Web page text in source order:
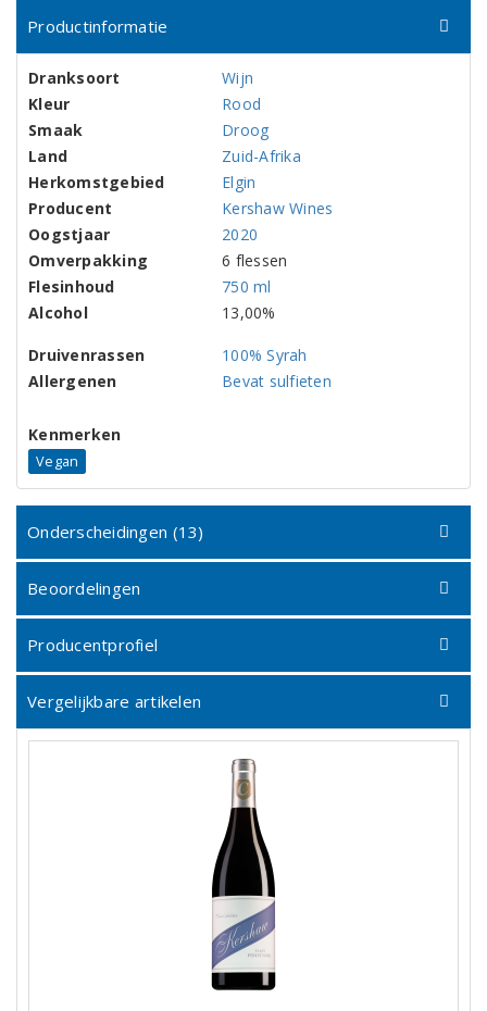
Productinformatie
Dranksoort
Wijn
Kleur
Rood
Smaak
Droog
Land
Zuid-Afrika
Herkomstgebied
Elgin
Producent
Kershaw Wines
Oogstjaar
2020
Omverpakking
6 flessen
Flesinhoud
750 ml
Alcohol
13,00%
Druivenrassen
100% Syrah
Allergenen
Bevat sulfieten
Kenmerken
Vegan
Onderscheidingen (13)
Beoordelingen
Producentprofiel
Vergelijkbare artikelen